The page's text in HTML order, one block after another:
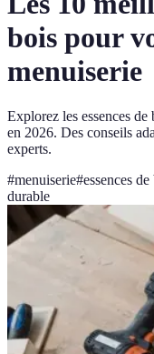
bois pour
menuiserie
Explorez les essences
en 2026. Des conseils
experts.
#menuiserie#essences de
durable